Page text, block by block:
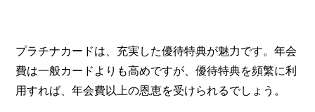
プラチナカードは、充実した優待特典が魅力です。年会
費は一般カードよりも高めですが、優待特典を頻繁に利
用すれば、年会費以上の恩恵を受けられるでしょう。